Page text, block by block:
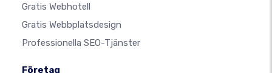
Gratis Webhotell
Gratis Webbplatsdesign
Professionella SEO-Tjänster
Företag